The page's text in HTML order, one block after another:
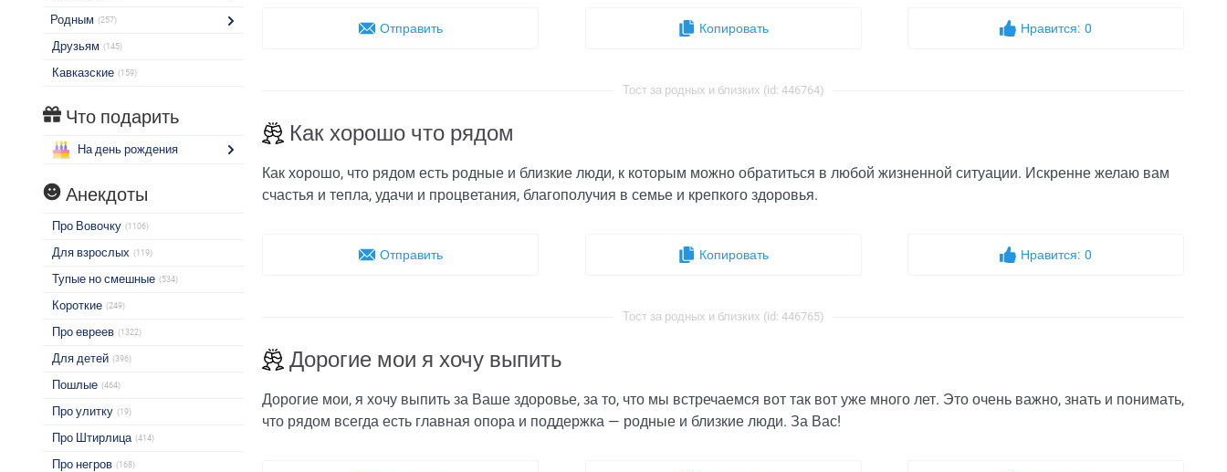
Родным (257)
Друзьям (145)
Кавказские (159)
Что подарить
На день рождения
Анекдоты
Про Вовочку (1106)
Для взрослых (119)
Тупые но смешные (534)
Короткие (249)
Про евреев (1322)
Для детей (396)
Пошлые (464)
Про улитку (19)
Про Штирлица (414)
Про негров (168)
Отправить Копировать Нравится: 0
Тост за родных и близких (id: 446764)
Как хорошо что рядом
Как хорошо, что рядом есть родные и близкие люди, к которым можно обратиться в любой жизненной ситуации. Искренне желаю вам
счастья и тепла, удачи и процветания, благополучия в семье и крепкого здоровья.
Отправить Копировать Нравится: 0
Тост за родных и близких (id: 446765)
Дорогие мои я хочу выпить
Дорогие мои, я хочу выпить за Ваше здоровье, за то, что мы встречаемся вот так вот уже много лет. Это очень важно, знать и понимать,
что рядом всегда есть главная опора и поддержка — родные и близкие люди. За Вас!